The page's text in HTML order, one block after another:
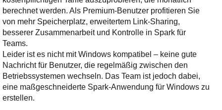
berechnet werden. Als Premium-Benutzer profitieren Sie
von mehr Speicherplatz, erweitertem Link-Sharing,
besserer Zusammenarbeit und Kontrolle in Spark für
Teams.
Leider ist es nicht mit Windows kompatibel – keine gute
Nachricht für Benutzer, die regelmäßig zwischen den
Betriebssystemen wechseln. Das Team ist jedoch dabei,
eine maßgeschneiderte Spark-Anwendung für Windows zu
erstellen.